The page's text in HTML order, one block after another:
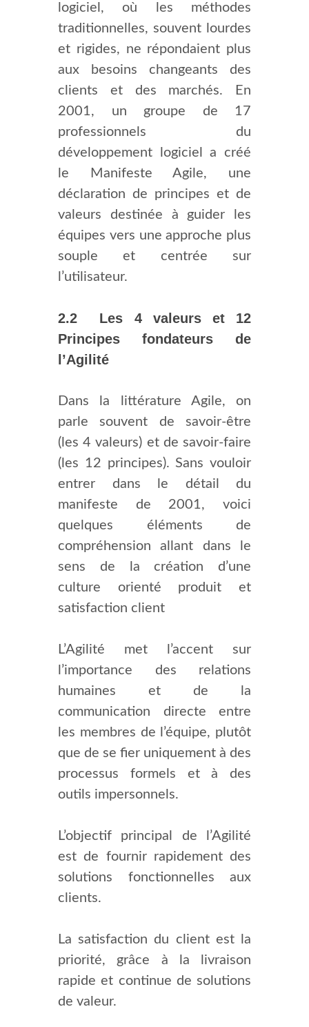
logiciel, où les méthodes
traditionnelles, souvent lourdes
et rigides, ne répondaient plus
aux besoins changeants des
clients et des marchés. En
2001, un groupe de 17
professionnels du
développement logiciel a créé
le Manifeste Agile, une
déclaration de principes et de
valeurs destinée à guider les
équipes vers une approche plus
souple et centrée sur
l’utilisateur.
2.2 Les 4 valeurs et 12
Principes fondateurs de
l’Agilité
Dans la littérature Agile, on
parle souvent de savoir-être
(les 4 valeurs) et de savoir-faire
(les 12 principes). Sans vouloir
entrer dans le détail du
manifeste de 2001, voici
quelques éléments de
compréhension allant dans le
sens de la création d’une
culture orienté produit et
satisfaction client
L’Agilité met l’accent sur
l’importance des relations
humaines et de la
communication directe entre
les membres de l’équipe, plutôt
que de se fier uniquement à des
processus formels et à des
outils impersonnels.
L’objectif principal de l’Agilité
est de fournir rapidement des
solutions fonctionnelles aux
clients.
La satisfaction du client est la
priorité, grâce à la livraison
rapide et continue de solutions
de valeur.